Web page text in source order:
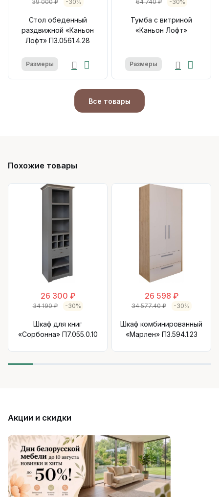
39 000 ₽ -30%
Стол обеденный
раздвижной «Каньон
Лофт» П3.0561.4.28
Размеры
64 740 ₽ -30%
Тумба с витриной
«Каньон Лофт»
Размеры
Все товары
Похожие товары
26 300 ₽
34 190 ₽ -30%
Шкаф для книг
«Сорбонна» П7.055.0.10
26 598 ₽
34 577.40 ₽ -30%
Шкаф комбинированный
«Марлен» П3.594.1.23
Акции и скидки